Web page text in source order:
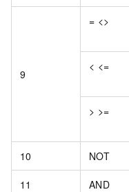
9
= <>
< <=
> >=
10 NOT
11 AND